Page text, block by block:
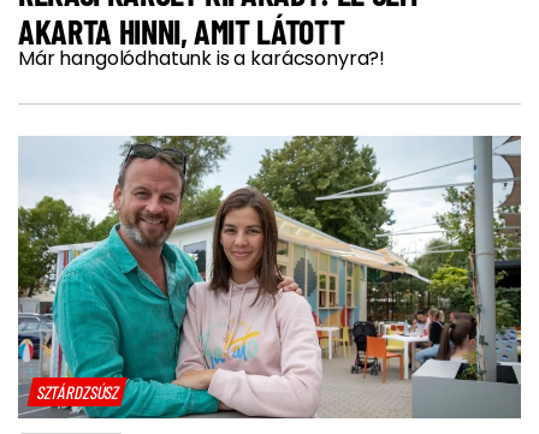
AKARTA HINNI, AMIT LÁTOTT
Már hangolódhatunk is a karácsonyra?!
SZTÁRDZSÚSZ